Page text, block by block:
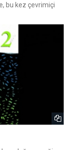
bu kez çevrimiçi